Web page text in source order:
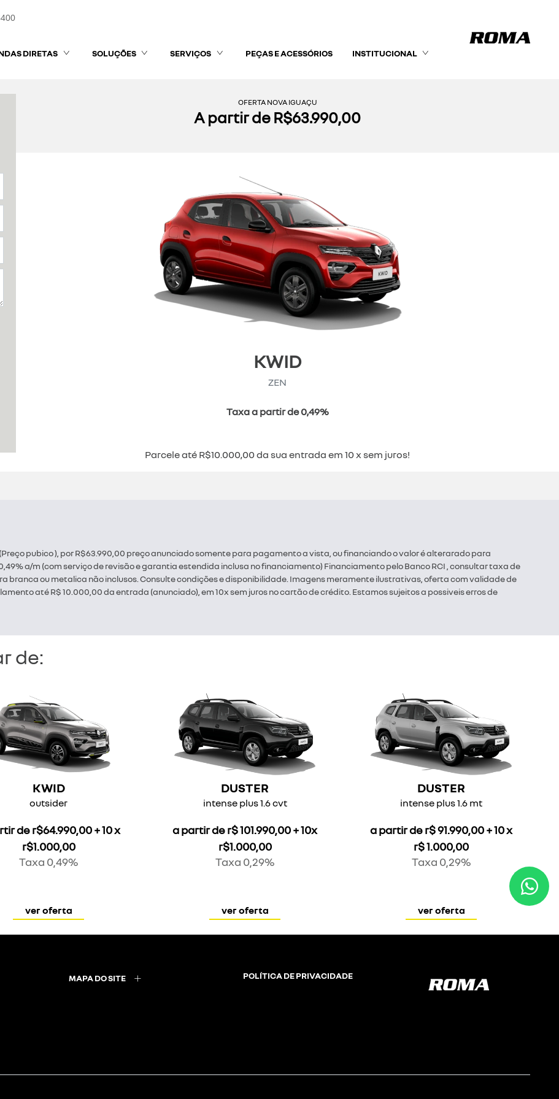
DIRETAS SOLUÇÕES SERVIÇOS PEÇAS E ACESSÓRIOS INSTITUCIONAL
OFERTA NOVA IGUAÇU
A partir de R$63.990,00
KWID
ZEN
Taxa a partir de 0,49%
Parcele até R$10.000,00 da sua entrada em 10 x sem juros!
pubico ), por R$63.990,00 preço anunciado somente para pagamento a vista, ou financiando o valor é alterarado para
a/m (com serviço de revisão e garantia estendida inclusa no financiamento) Financiamento pelo Banco RCI , consultar taxa de
branca ou metalica não inclusos. Consulte condições e disponibilidade. Imagens meramente ilustrativas, oferta com validade de
até R$ 10.000,00 da entrada (anunciado), em 10x sem juros no cartão de crédito. Estamos sujeitos a possiveis erros de
de:
KWID
outsider
de r$64.990,00 + 10 x
r$1.000,00
Taxa 0,49%
ver oferta
DUSTER
intense plus 1.6 cvt
a partir de r$ 101.990,00 + 10x
r$1.000,00
Taxa 0,29%
ver oferta
DUSTER
intense plus 1.6 mt
a partir de r$ 91.990,00 + 10 x
r$ 1.000,00
Taxa 0,29%
ver oferta
MAPA DO SITE POLÍTICA DE PRIVACIDADE